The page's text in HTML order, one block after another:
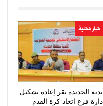
اخبار محلية
أندية الحديدة تقر إعادة تشكيل
إدارة فرع اتحاد كرة القدم